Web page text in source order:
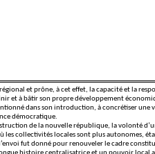
et prône, à cet effet, la capacité et la
et à bâtir son propre développement
dans son introduction, à concrétiser une
démocratique.
de la nouvelle république, la volonté
les collectivités locales sont plus autonomes,
fut donné pour renouveler le cadre